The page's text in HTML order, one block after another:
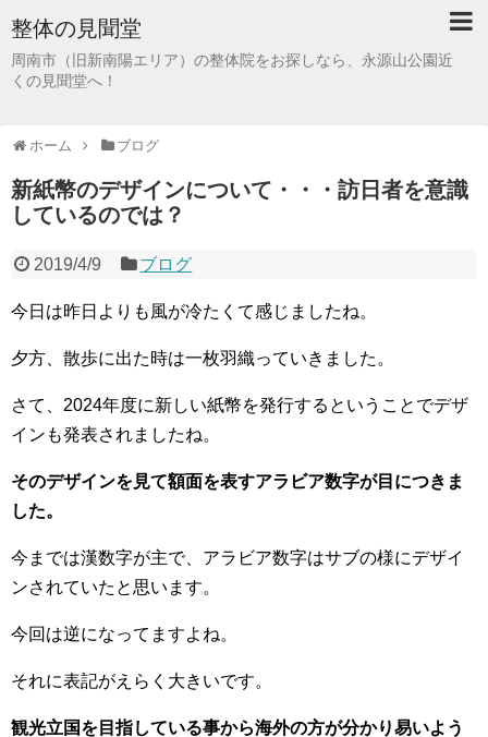
整体の見聞堂
周南市（旧新南陽エリア）の整体院をお探しなら、永源山公園近
くの見聞堂へ！
ホーム ブログ
新紙幣のデザインについて・・・訪日者を意識
しているのでは？
2019/4/9 ブログ
今日は昨日よりも風が冷たくて感じましたね。
夕方、散歩に出た時は一枚羽織っていきました。
さて、2024年度に新しい紙幣を発行するということでデザ
インも発表されましたね。
そのデザインを見て額面を表すアラビア数字が目につきま
した。
今までは漢数字が主で、アラビア数字はサブの様にデザイ
ンされていたと思います。
今回は逆になってますよね。
それに表記がえらく大きいです。
観光立国を目指している事から海外の方が分かり易いよう